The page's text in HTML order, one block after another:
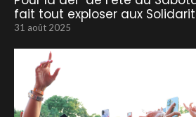
fait tout exploser aux
31 août 2025